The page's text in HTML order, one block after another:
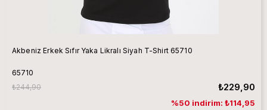
Akbeniz Erkek Sıfır Yaka Likralı Siyah T-Shirt 65710
65710
₺229,90
₺244,90
%50 indirim: ₺114,95